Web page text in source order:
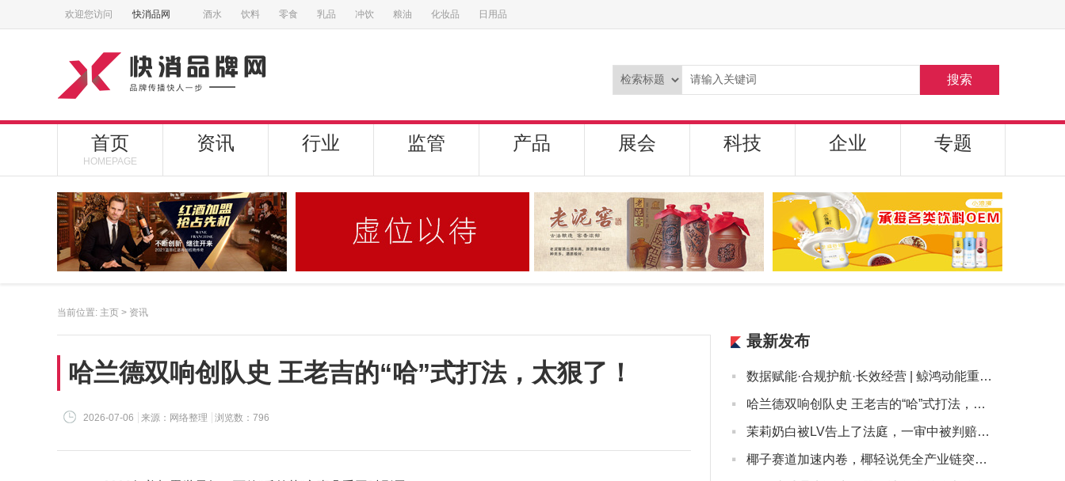
欢迎您访问 快消品网 酒水 饮料 零食 乳品 冲饮 粮油 化妆品 日用品
搜索
首页
HOMEPAGE
资讯 行业 监管 产品 展会 科技 企业 专题
当前位置: 主页 > 资讯
哈兰德双响创队史 王老吉的“哈”式打法，太狠了！
2026-07-06 来源：网络整理 浏览数：796
最新发布
· 数据赋能·合规护航·长效经营 | 鲸鸿动能重塑大健康行业增长新范式
· 哈兰德双响创队史 王老吉的“哈”式打法，太狠了！
· 茉莉奶白被LV告上了法庭，一审中被判赔超千万元
· 椰子赛道加速内卷，椰轻说凭全产业链突围，便利店爆款如何收割年轻消费者？